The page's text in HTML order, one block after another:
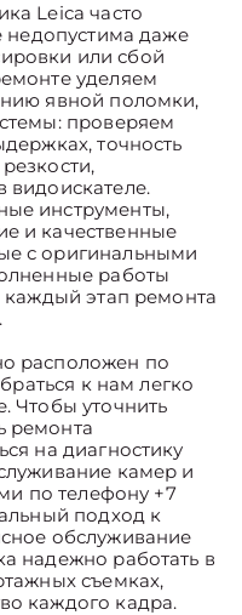
Leica часто
недопустима даже
или сбой
уделяем
явной поломки,
проверяем
точность
видоискателе.
инструменты,
и качественные
с оригинальными
работы
каждый этап ремонта
расположен по
к нам легко
Чтобы уточнить
ремонта
на диагностику
камер и
по телефону +7
подход к
обслуживание
надежно работать в
съемках,
каждого кадра.